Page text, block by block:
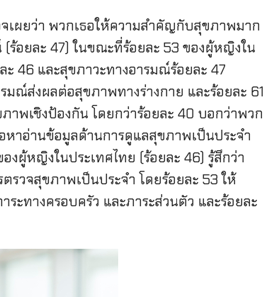
เผยว่า พวกเธอให้ความสำคัญกับสุขภาพมาก
อยละ 47) ในขณะที่ร้อยละ 53 ของผู้หญิงใน
46 และสุขภาวะทางอารมณ์ร้อยละ 47
ณ์ส่งผลต่อสุขภาพทางร่างกาย และร้อยละ 61
าพเชิงป้องกัน โดยกว่าร้อยละ 40 บอกว่าพวก
าอ่านข้อมูลด้านการดูแลสุขภาพเป็นประจำ
งผู้หญิงในประเทศไทย (ร้อยละ 46) รู้สึกว่า
รวจสุขภาพเป็นประจำ โดยร้อยละ 53 ให้
ะทางครอบครัว และภาระส่วนตัว และร้อยละ